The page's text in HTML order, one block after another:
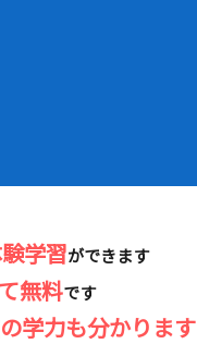
学習ができます
無料です
学力も分かります